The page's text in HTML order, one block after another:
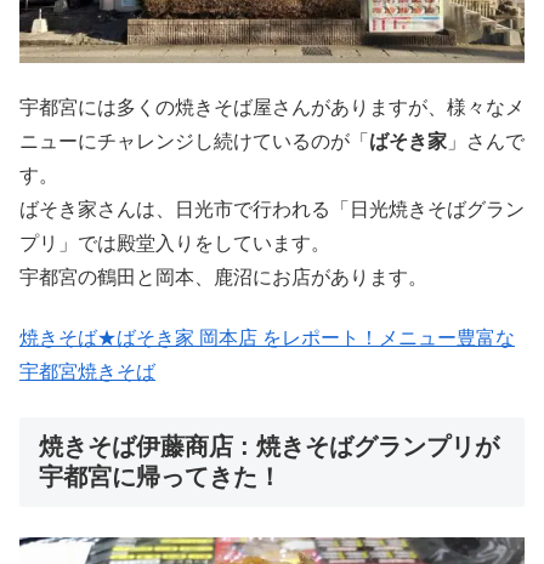
宇都宮には多くの焼きそば屋さんがありますが、様々なメ
ニューにチャレンジし続けているのが「 ばそき家 」さんで
す。
ばそき家さんは、日光市で行われる「日光焼きそばグラン
プリ」では殿堂入りをしています。
宇都宮の鶴田と岡本、鹿沼にお店があります。
焼きそば★ばそき家 岡本店 をレポート！メニュー豊富な
宇都宮焼きそば
焼きそば伊藤商店 : 焼きそばグランプリが
宇都宮に帰ってきた！